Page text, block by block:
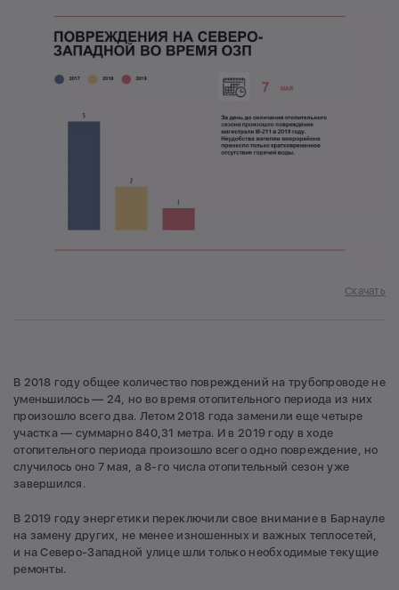
Скачать
В 2018 году общее количество повреждений на трубопроводе не
уменьшилось — 24, но во время отопительного периода из них
произошло всего два. Летом 2018 года заменили еще четыре
участка — суммарно 840,31 метра. И в 2019 году в ходе
отопительного периода произошло всего одно повреждение, но
случилось оно 7 мая, а 8-го числа отопительный сезон уже
завершился.
В 2019 году энергетики переключили свое внимание в Барнауле
на замену других, не менее изношенных и важных теплосетей,
и на Северо-Западной улице шли только необходимые текущие
ремонты.